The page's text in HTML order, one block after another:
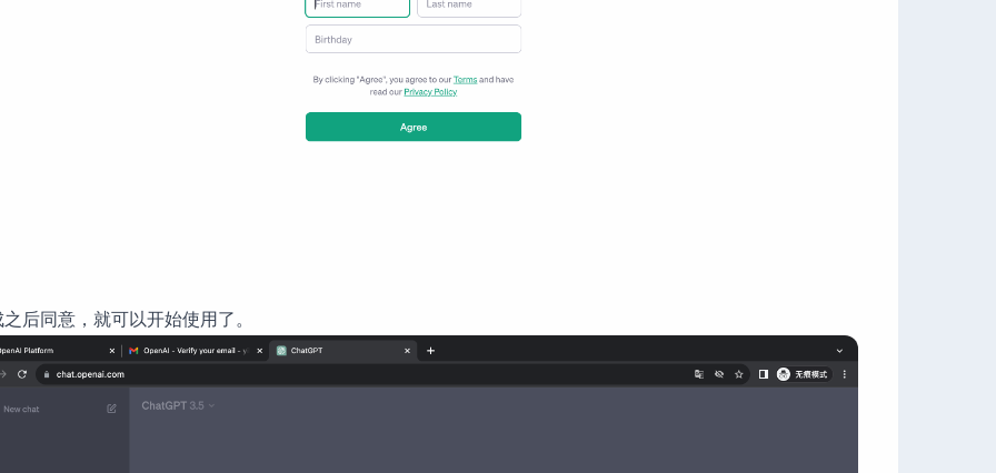
后同意，就可以开始使用了。